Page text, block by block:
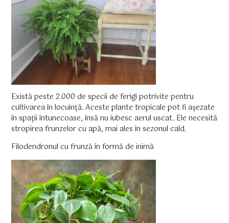
Există peste 2.000 de specii de ferigi potrivite pentru
cultivarea în locuinţă. Aceste plante tropicale pot fi aşezate
în spaţii întunecoase, însă nu iubesc aerul uscat. Ele necesită
stropirea frunzelor cu apă, mai ales în sezonul cald.
Filodendronul cu frunză în formă de inimă